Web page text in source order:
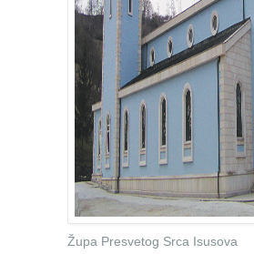
Župa Presvetog Srca Isusova